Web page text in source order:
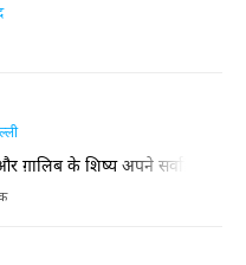
ग़ालिब के शिष्य अपने सर्वाधिक